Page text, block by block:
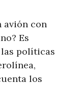
avión con
Es
políticas
los